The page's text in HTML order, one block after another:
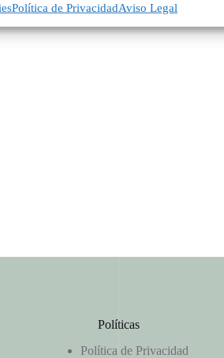
Política de PrivacidadAviso Legal
Políticas
Política de Privacidad